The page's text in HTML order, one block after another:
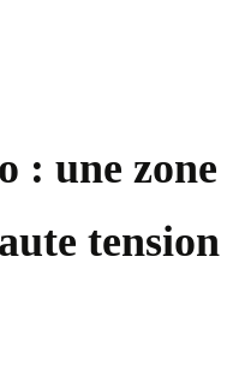
: une zone
tension